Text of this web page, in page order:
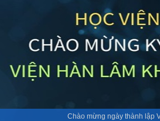
Chào mừng ngày thành lập